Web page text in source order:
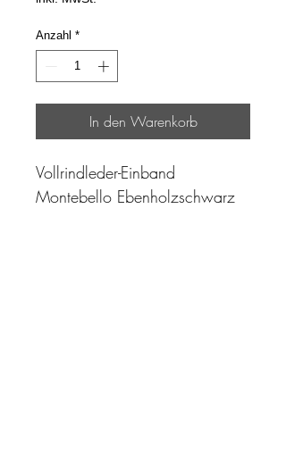
Anzahl *
In den Warenkorb
Vollrindleder-Einband
Montebello Ebenholzschwarz